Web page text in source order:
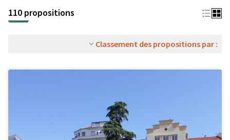
110 propositions
Classement des propositions par :